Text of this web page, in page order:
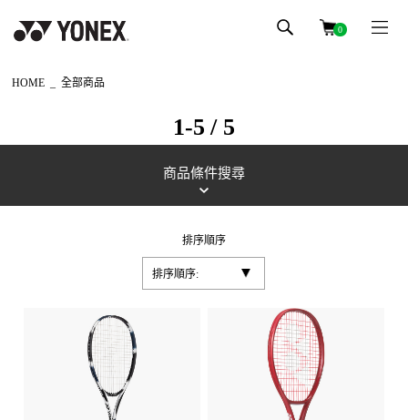
0
HOME 全部商品
1-5 / 5
商品條件搜尋
排序順序
排序順序: